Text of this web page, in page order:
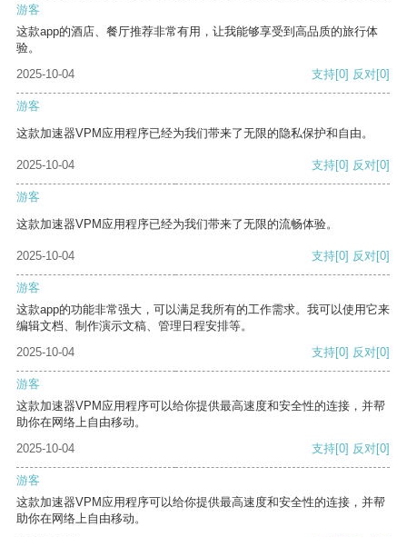
游客
这款app的酒店、餐厅推荐非常有用，让我能够享受到高品质的旅行体
验。
2025-10-04
支持[0] 反对[0]
游客
这款加速器VPM应用程序已经为我们带来了无限的隐私保护和自由。
2025-10-04 支持[0] 反对[0]
游客
这款加速器VPM应用程序已经为我们带来了无限的流畅体验。
2025-10-04 支持[0] 反对[0]
游客
这款app的功能非常强大，可以满足我所有的工作需求。我可以使用它来
编辑文档、制作演示文稿、管理日程安排等。
2025-10-04
支持[0] 反对[0]
游客
这款加速器VPM应用程序可以给你提供最高速度和安全性的连接，并帮
助你在网络上自由移动。
2025-10-04
支持[0] 反对[0]
游客
这款加速器VPM应用程序可以给你提供最高速度和安全性的连接，并帮
助你在网络上自由移动。